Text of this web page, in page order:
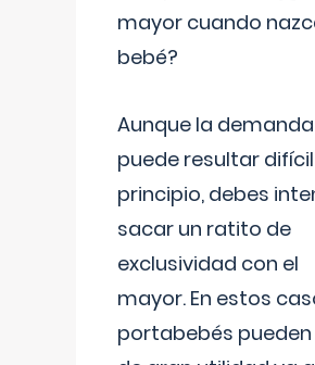
mayor cuando
bebé?
Aunque la
puede resultar
principio, debes
sacar un ratito de
exclusividad con el
mayor. En estos
portabebés pueden